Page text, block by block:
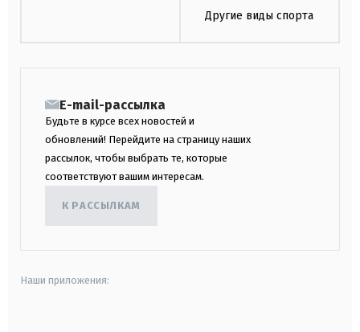
Другие виды спорта
E-mail-рассылка
Будьте в курсе всех новостей и
обновлений! Перейдите на страницу наших
рассылок, чтобы выбрать те, которые
соответствуют вашим интересам.
К РАССЫЛКАМ
Наши приложения: